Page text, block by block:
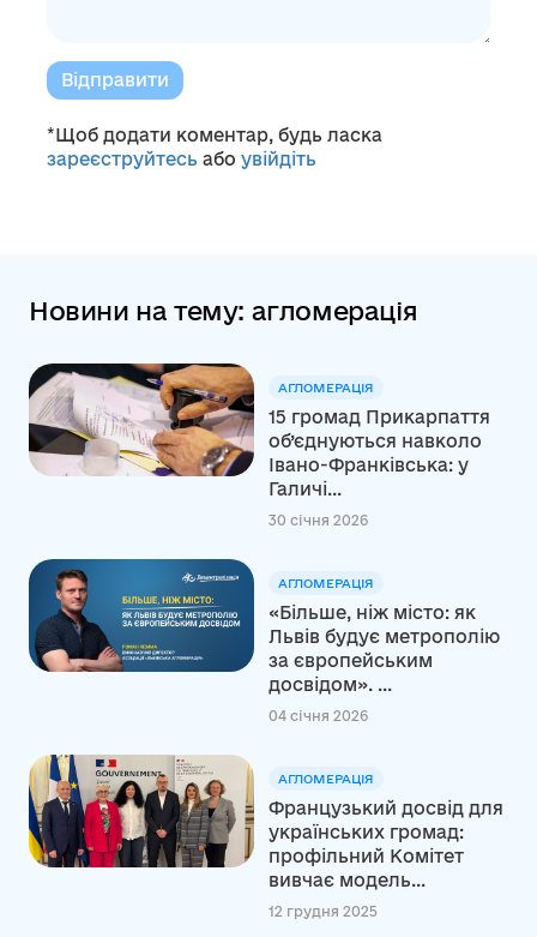
Відправити
*Щоб додати коментар, будь ласка
зареєструйтесь або увійдіть
Новини на тему: агломерація
АГЛОМЕРАЦІЯ
15 громад Прикарпаття
об’єднуються навколо
Івано-Франківська: у
Галичі...
30 січня 2026
АГЛОМЕРАЦІЯ
«Більше, ніж місто: як
Львів будує метрополію
за європейським
досвідом». ...
04 січня 2026
АГЛОМЕРАЦІЯ
Французький досвід для
українських громад:
профільний Комітет
вивчає модель...
12 грудня 2025